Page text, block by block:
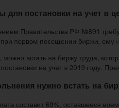
постановки на учет в
Правительства РФ №891
первом посещении биржи, ему
можно встать на биржу труда,
на учет в 2019 году.
нужно встать на
составит 60%, оставшееся